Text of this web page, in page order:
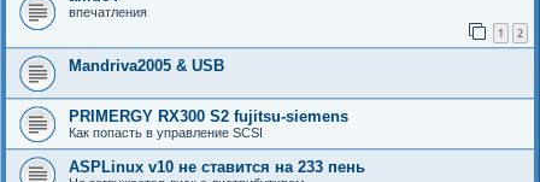
впечатления
1 2
Mandriva2005 & USB
PRIMERGY RX300 S2 fujitsu-siemens
Как попасть в управление SCSI
ASPLinux v10 не ставится на 233 пень